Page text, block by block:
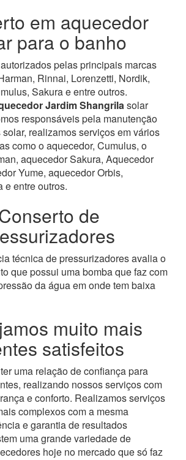
em aquecedor
para o banho
pelas principais marcas
Rinnai, Lorenzetti, Nordik,
Sakura e entre outros.
Jardim Shangrilasolar
responsáveis pela manutenção
realizamos serviços em vários
como o aquecedor, Cumulus, o
aquecedor Sakura, Aquecedor
Yume, aquecedor Orbis,
e entre outros.
de
técnica de pressurizadores avalia o
que possui uma bomba que faz com
da água em onde tem baixa
muito mais
satisfeitos
uma relação de confiança para
realizando nossos serviços com
e conforto. Realizamos serviços
complexos com a mesma
e garantia de resultados
uma grande variedade de
hoje no mercado que só faz